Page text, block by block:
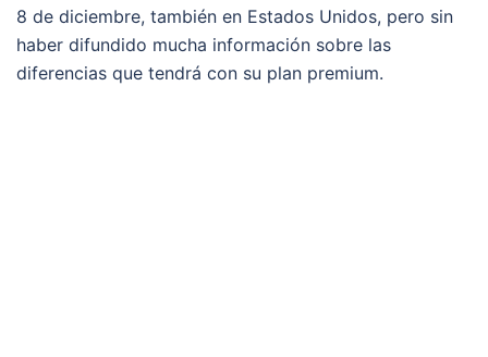
8 de diciembre, también en Estados Unidos, pero sin
haber difundido mucha información sobre las
diferencias que tendrá con su plan premium.